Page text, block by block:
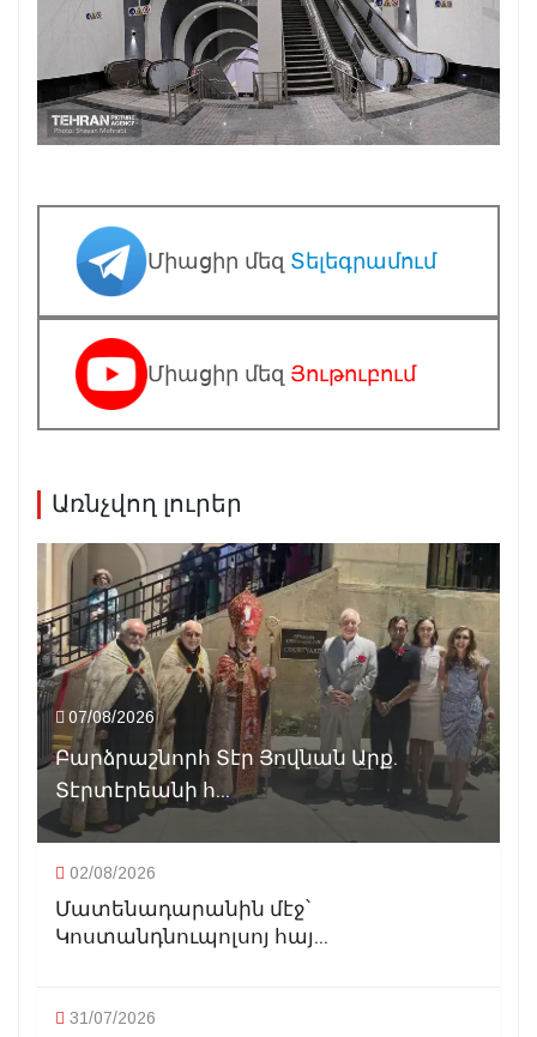
Միացիր մեզ Տելեգրամում
Միացիր մեզ Յութուբում
Առնչվող լուրեր
07/08/2026
Բարձրաշնորհ Տէր Յովնան Արք.
Տէրտէրեանի հ...
02/08/2026
Մատենադարանին մէջ՝
Կոստանդնուպոլսոյ հայ...
31/07/2026